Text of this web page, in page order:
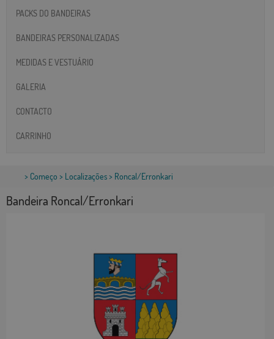
PACKS DO BANDEIRAS
BANDEIRAS PERSONALIZADAS
MEDIDAS E VESTUÁRIO
GALERIA
CONTACTO
CARRINHO
> Começo > Localizações> Roncal/Erronkari
Bandeira Roncal/Erronkari